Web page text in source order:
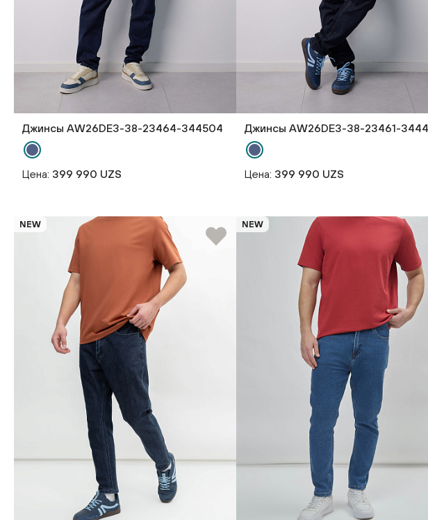
Джинсы AW26DE3-38-23464-344504
Цена: 399 990 UZS
Джинсы AW26DE3-38-23461-
Цена: 399 990 UZS
NEW NEW